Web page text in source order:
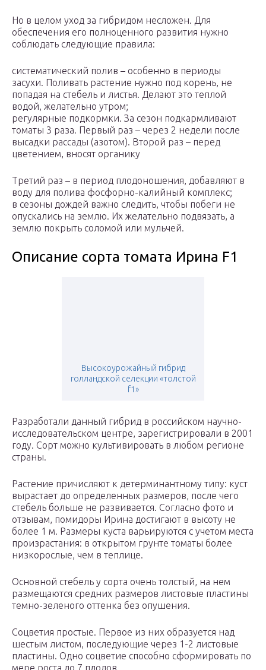
Но в целом уход за гибридом несложен. Для
обеспечения его полноценного развития нужно
соблюдать следующие правила:
систематический полив – особенно в периоды
засухи. Поливать растение нужно под корень, не
попадая на стебель и листья. Делают это теплой
водой, желательно утром;
регулярные подкормки. За сезон подкармливают
томаты 3 раза. Первый раз – через 2 недели после
высадки рассады (азотом). Второй раз – перед
цветением, вносят органику
Третий раз – в период плодоношения, добавляют в
воду для полива фосфорно-калийный комплекс;
в сезоны дождей важно следить, чтобы побеги не
опускались на землю. Их желательно подвязать, а
землю покрыть соломой или мульчей.
Описание сорта томата Ирина F1
Высокоурожайный гибрид
голландской селекции «толстой
f1»
Разработали данный гибрид в российском научно-
исследовательском центре, зарегистрировали в 2001
году. Сорт можно культивировать в любом регионе
страны.
Растение причисляют к детерминантному типу: куст
вырастает до определенных размеров, после чего
стебель больше не развивается. Согласно фото и
отзывам, помидоры Ирина достигают в высоту не
более 1 м. Размеры куста варьируются с учетом места
произрастания: в открытом грунте томаты более
низкорослые, чем в теплице.
Основной стебель у сорта очень толстый, на нем
размещаются средних размеров листовые пластины
темно-зеленого оттенка без опушения.
Соцветия простые. Первое из них образуется над
шестым листом, последующие через 1-2 листовые
пластины. Одно соцветие способно сформировать по
мере роста до 7 плодов.